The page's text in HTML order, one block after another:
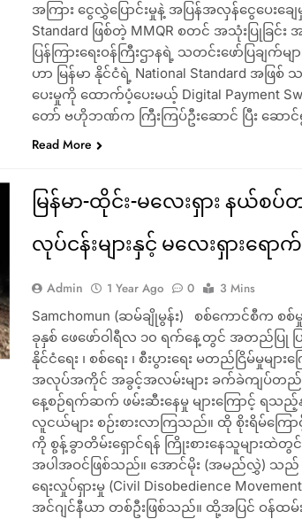
အကြား ငွေလွှဲပြောင်းမှုနဲ့ အပြန်အလှန်ငွေပေးချ
Standard ဖြစ်တဲ့ MMQR စတင် အသုံးပြုခြင်
ပြန်ကြားရေးဝန်ကြီးဌာနရဲ့ သတင်းဖော်ပြချက်
ဟာ မြန်မာ နိုင်ငံရဲ့ National Standard အဖြ
ပေးမှုကို ထောက်ပံ့ပေးမယ့် Digital Payment
တော် ဗဟိုဘဏ်က ကြီးကြပ်ဦးဆောင် ပြီး ဆောင်
Read More
မြန်မာ-ထိုင်း-မလေးရှား နယ်စ
လုပ်ငန်းများနှင့် မလေးရှားရောက်
Admin 1 Year Ago 0
3 Mins
Samchomun (ဆမ်ချိုမွန်း) ‌‌ စစ်ကောင်စီက စ
ခုနှစ် ဖေဖော်ဝါရီလ ၁၀ ရက်နေ့တွင် အတည်ပြု
နိုင်ငံရေး ၊ စစ်ရေး ၊ စီးပွားရေး မတည်ငြိမ်မှုမျာ
အလုပ်အကိုင် အခွင့်အလမ်းများ ခက်ခဲကျပ်တည်း
နေ့စဉ်ရက်ဆက် ဖမ်းဆီးနေမှု များကြောင့် ရသ
လူငယ်များ စဉ်းစားလာကြသည်။ ထို စိုးရိမ်ကြောင့်
ကို စွန့်ခွာတိမ်းရှောင်ရန် ကြိုးစားနေသူများထဲ
အပါအဝင်ဖြစ်သည်။ အောင်မိုး (အမည်လွှဲ) သ
ရေးလှုပ်ရှားမှု (Civil Disobedience
အင်ဂျင်နီယာ တစ်ဦးဖြစ်သည်။ ထို့အပြင် ဝန်ထမ်